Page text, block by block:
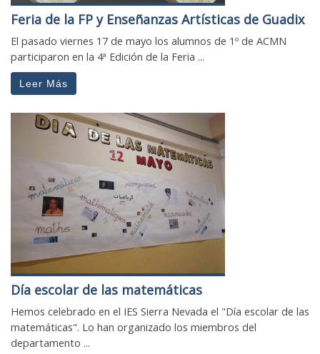
Feria de la FP y Enseñanzas Artísticas de Guadix
El pasado viernes 17 de mayo los alumnos de 1º de ACMN
participaron en la 4ª Edición de la Feria ...
Leer Más
Día escolar de las matemáticas
Hemos celebrado en el IES Sierra Nevada el "Día escolar de las
matemáticas". Lo han organizado los miembros del
departamento ...